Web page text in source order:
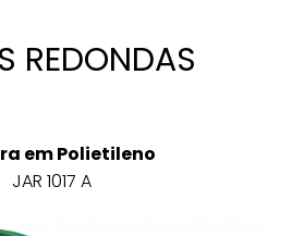
REDONDAS
em Polietileno
JAR 1017 A